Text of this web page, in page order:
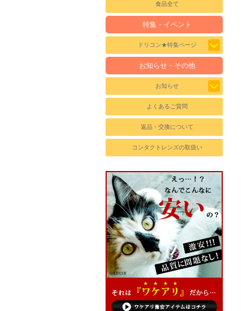
食品全て
特集・イベント
ドリコン★特集ページ
お知らせ・その他
お知らせ
よくあるご質問
返品・交換について
コンタクトレンズの取扱い